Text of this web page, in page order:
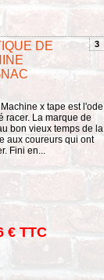
3
DE
x tape est l'ode
racer. La marque de
bon vieux temps de la
aux coureurs qui ont
Fini en...
€ TTC